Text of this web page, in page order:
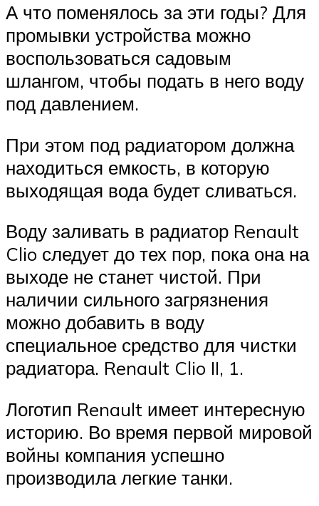
А что поменялось за эти годы? Для
промывки устройства можно
воспользоваться садовым
шлангом, чтобы подать в него воду
под давлением.
При этом под радиатором должна
находиться емкость, в которую
выходящая вода будет сливаться.
Воду заливать в радиатор Renault
Clio следует до тех пор, пока она на
выходе не станет чистой. При
наличии сильного загрязнения
можно добавить в воду
специальное средство для чистки
радиатора. Renault Clio II, 1.
Логотип Renault имеет интересную
историю. Во время первой мировой
войны компания успешно
производила легкие танки.